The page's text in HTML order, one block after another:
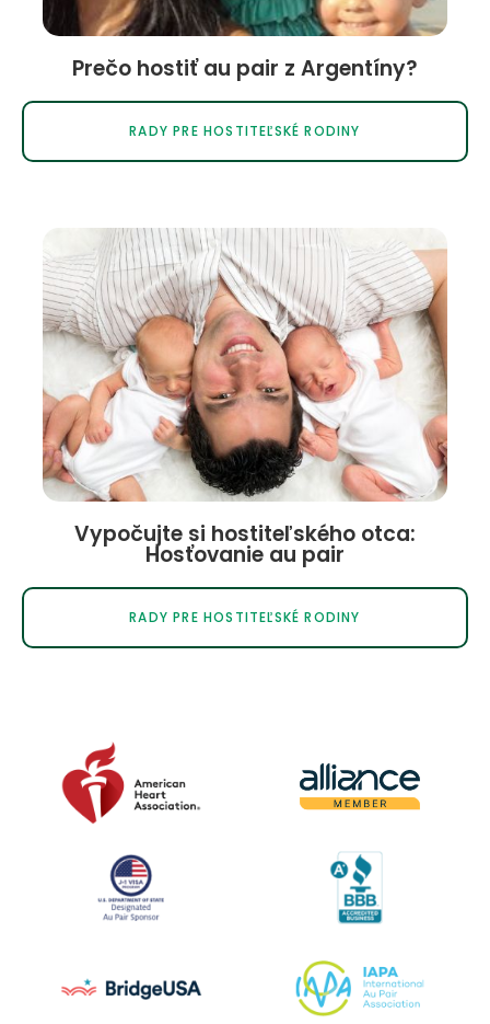
Ďalšie informácie o predĺžení nájdete v Au Pair
Room.
Prečo hostiť au pair z Argentíny?
RADY PRE HOSTITEĽSKÉ RODINY
Vypočujte si hostiteľského otca:
Hosťovanie au pair
RADY PRE HOSTITEĽSKÉ RODINY